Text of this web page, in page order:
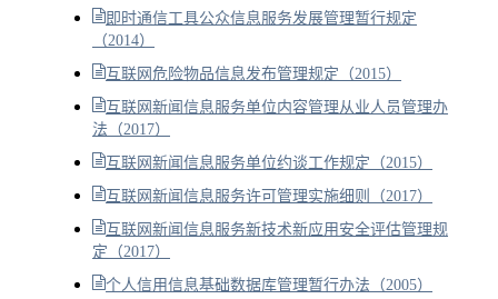
即时通信工具公众信息服务发展管理暂行规定
（2014）
互联网危险物品信息发布管理规定（2015）
互联网新闻信息服务单位内容管理从业人员管理办
法（2017）
互联网新闻信息服务单位约谈工作规定（2015）
互联网新闻信息服务许可管理实施细则（2017）
互联网新闻信息服务新技术新应用安全评估管理规
定（2017）
个人信用信息基础数据库管理暂行办法（2005）